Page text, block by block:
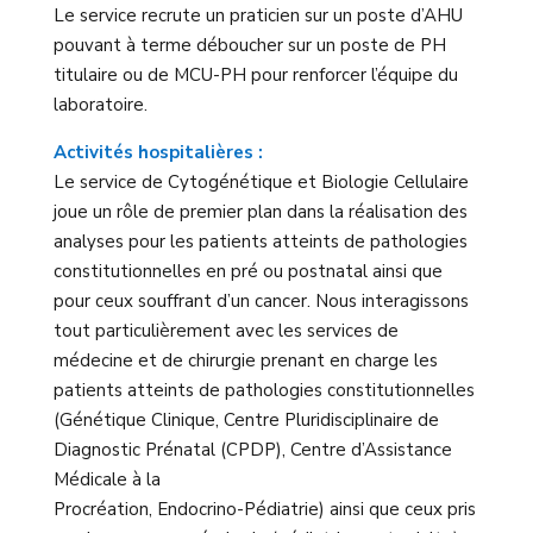
Le service recrute un praticien sur un poste d’AHU
pouvant à terme déboucher sur un poste de PH
titulaire ou de MCU-PH pour renforcer l’équipe du
laboratoire.
Activités hospitalières :
Le service de Cytogénétique et Biologie Cellulaire
joue un rôle de premier plan dans la réalisation des
analyses pour les patients atteints de pathologies
constitutionnelles en pré ou postnatal ainsi que
pour ceux souffrant d’un cancer. Nous interagissons
tout particulièrement avec les services de
médecine et de chirurgie prenant en charge les
patients atteints de pathologies constitutionnelles
(Génétique Clinique, Centre Pluridisciplinaire de
Diagnostic Prénatal (CPDP), Centre d’Assistance
Médicale à la
Procréation, Endocrino-Pédiatrie) ainsi que ceux pris